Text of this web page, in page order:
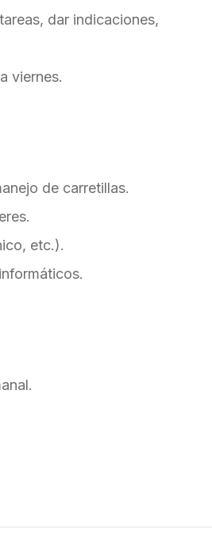
dar indicaciones,
viernes.
de carretillas.
etc.).